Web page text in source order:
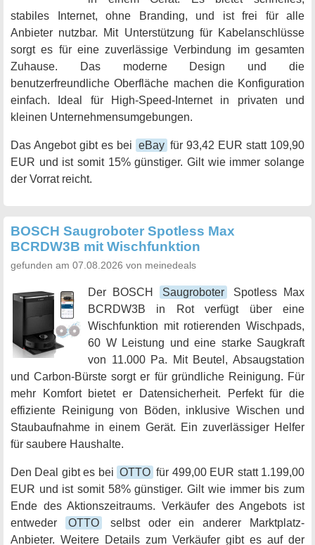
stabiles Internet, ohne Branding, und ist frei für alle
Anbieter nutzbar. Mit Unterstützung für Kabelanschlüsse
sorgt es für eine zuverlässige Verbindung im gesamten
Zuhause. Das moderne Design und die
benutzerfreundliche Oberfläche machen die Konfiguration
einfach. Ideal für High-Speed-Internet in privaten und
kleinen Unternehmensumgebungen.
Das Angebot gibt es bei eBay für 93,42 EUR statt 109,90
EUR und ist somit 15% günstiger. Gilt wie immer solange
der Vorrat reicht.
BOSCH Saugroboter Spotless Max
BCRDW3B mit Wischfunktion
gefunden am 07.08.2026 von meinedeals
Der BOSCH Saugroboter
Spotless Max
BCRDW3B in Rot verfügt über eine
Wischfunktion mit rotierenden Wischpads,
60 W Leistung und eine starke Saugkraft
von 11.000 Pa. Mit Beutel, Absaugstation
und Carbon-Bürste sorgt er für gründliche Reinigung. Für
mehr Komfort bietet er Datensicherheit. Perfekt für die
effiziente Reinigung von Böden, inklusive Wischen und
Staubaufnahme in einem Gerät. Ein zuverlässiger Helfer
für saubere Haushalte.
Den Deal gibt es bei OTTO für 499,00 EUR statt 1.199,00
EUR und ist somit 58% günstiger. Gilt wie immer bis zum
Ende des Aktionszeitraums. Verkäufer des Angebots ist
entweder
OTTO
selbst oder ein anderer Marktplatz-
Anbieter. Weitere Details zum Verkäufer gibt es auf der